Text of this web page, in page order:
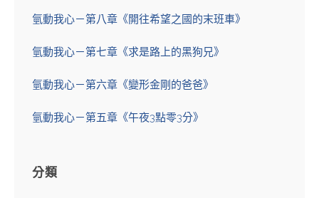
氫動我心－第八章《開往希望之國的末班車》
氫動我心－第七章《求是路上的黑狗兄》
氫動我心－第六章《變形金剛的爸爸》
氫動我心－第五章《午夜3點零3分》
分類